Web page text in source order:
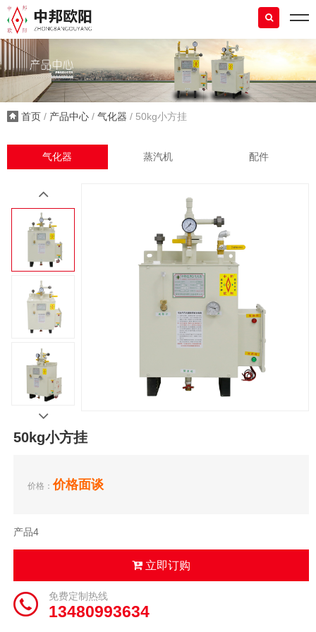
首页 / 产品中心 / 气化器 / 50kg小方挂
气化器 蒸汽机 配件
50kg小方挂
价格：价格面谈
产品4
立即订购
免费定制热线
13480993634